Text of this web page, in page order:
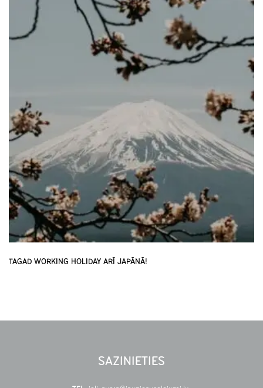
TAGAD WORKING HOLIDAY ARĪ JAPĀNĀ!
SAZINIETIES